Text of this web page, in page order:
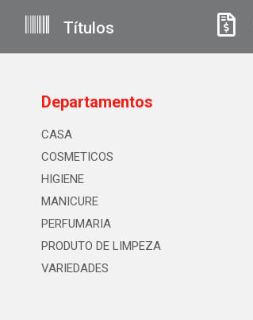
Títulos
Departamentos
CASA
COSMETICOS
HIGIENE
MANICURE
PERFUMARIA
PRODUTO DE LIMPEZA
VARIEDADES